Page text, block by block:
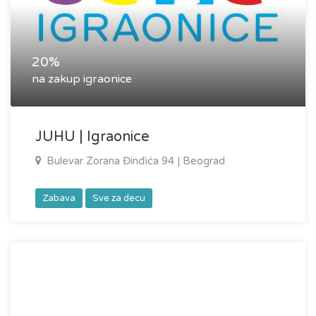
20%
na zakup igraonice
JUHU | Igraonice
Bulevar Zorana Đinđića 94 | Beograd
Zabava Sve za decu